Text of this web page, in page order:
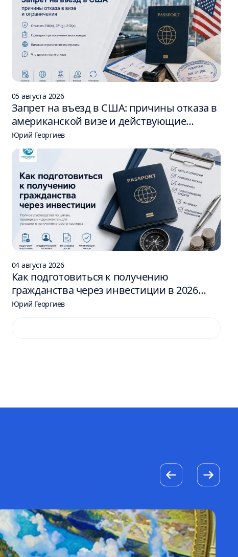
05 августа 2026
Запрет на въезд в США: причины отказа в
американской визе и действующие
ограничения
Юрий Георгиев
04 августа 2026
Как подготовиться к получению
гражданства через инвестиции в 2026
году: 6 шагов
Юрий Георгиев